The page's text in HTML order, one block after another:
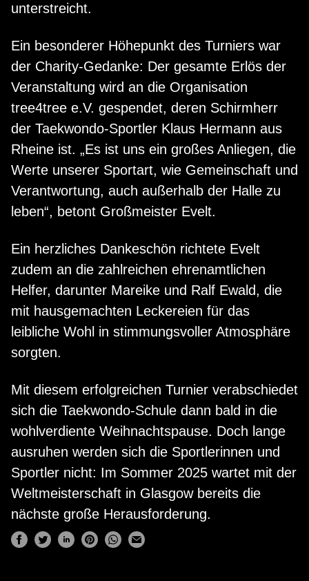
unterstreicht.
Ein besonderer Höhepunkt des Turniers war
der Charity-Gedanke: Der gesamte Erlös der
Veranstaltung wird an die Organisation
tree4tree e.V. gespendet, deren Schirmherr
der Taekwondo-Sportler Klaus Hermann aus
Rheine ist. „Es ist uns ein großes Anliegen, die
Werte unserer Sportart, wie Gemeinschaft und
Verantwortung, auch außerhalb der Halle zu
leben“, betont Großmeister Evelt.
Ein herzliches Dankeschön richtete Evelt
zudem an die zahlreichen ehrenamtlichen
Helfer, darunter Mareike und Ralf Ewald, die
mit hausgemachten Leckereien für das
leibliche Wohl in stimmungsvoller Atmosphäre
sorgten.
Mit diesem erfolgreichen Turnier verabschiedet
sich die Taekwondo-Schule dann bald in die
wohlverdiente Weihnachtspause. Doch lange
ausruhen werden sich die Sportlerinnen und
Sportler nicht: Im Sommer 2025 wartet mit der
Weltmeisterschaft in Glasgow bereits die
nächste große Herausforderung.